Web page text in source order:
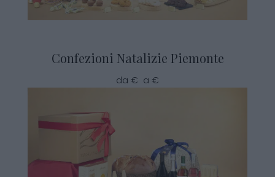
Confezioni Natalizie Piemonte
da € a €